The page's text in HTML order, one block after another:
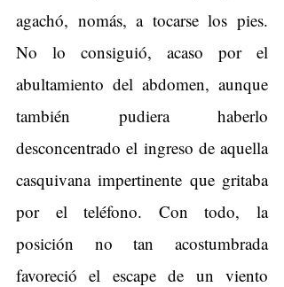
agachó, nomás, a tocarse los pies.
No lo consiguió, acaso por el
abultamiento del abdomen, aunque
también pudiera haberlo
desconcentrado el ingreso de aquella
casquivana impertinente que gritaba
por el teléfono. Con todo, la
posición no tan acostumbrada
favoreció el escape de un viento